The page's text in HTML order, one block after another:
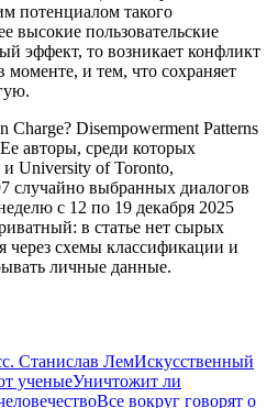
потенциалом такого
высокие пользовательские
эффект, то возникает конфликт
и тем, что сохраняет
Charge? Disempowerment Patterns
авторы, среди которых
и University of Toronto,
случайно выбранных диалогов
с 12 по 19 декабря 2025
в статье нет сырых
через схемы классификации и
личные данные.
Станислав ЛемИскусственный
ученыеУничтожит ли
Все вокруг говорят о